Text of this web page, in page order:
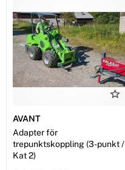
AVANT
Adapter för
trepunktskoppling (3-punkt /
Kat 2)